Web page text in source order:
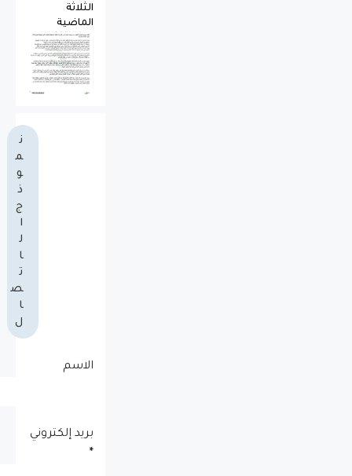
الثلاثة
الماضية
ن
م
و
ذ
ج
ا
ل
ا
ت
ص
ا
ل
الاسم
بريد إلكتروني
*